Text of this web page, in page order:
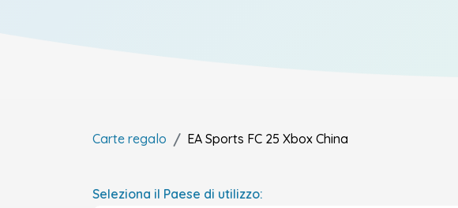
Carte regalo EA Sports FC 25 Xbox China
Seleziona il Paese di utilizzo: